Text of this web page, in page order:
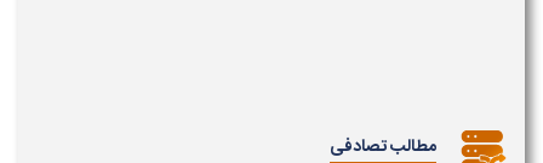
مطالب تصادفی